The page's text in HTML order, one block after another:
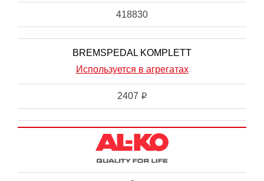
418830
BREMSPEDAL KOMPLETT
Используется в агрегатах
2407 i